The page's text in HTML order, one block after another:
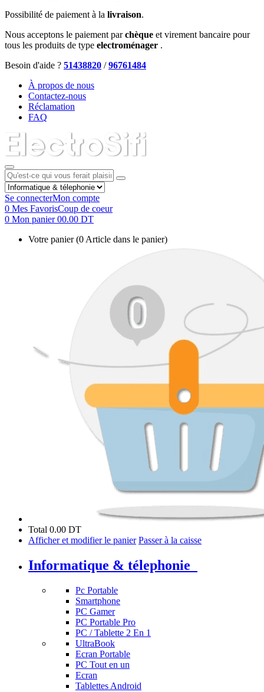
Possibilité de paiement à la livraison.
Nous acceptons le paiement parchèque et virement bancaire pour
tous les produits de type electroménager .
Besoin d'aide ? 51438820 /96761484
À propos de nous
Contactez-nous
Réclamation
FAQ
Se connecterMon compte
0 Mes FavorisCoup de coeur
0 Mon panier00.00 DT
Votre panier(0 Article dans le panier)
Total 0.00 DT
Afficher et modifier le panier Passer à la caisse
Informatique & télephonie
Pc Portable
Smartphone
PC Gamer
PC Portable Pro
PC / Tablette 2 En 1
UltraBook
Ecran Portable
PC Tout en un
Ecran
Tablettes Android